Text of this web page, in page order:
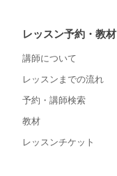
レッスン予約・教材
講師について
レッスンまでの流れ
予約・講師検索
教材
レッスンチケット